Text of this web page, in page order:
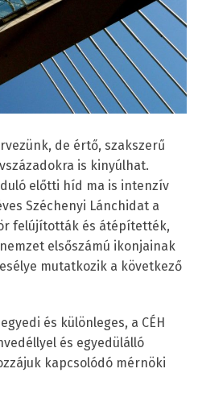
de értő, szakszerű
is kinyúlhat.
előtti híd ma is intenzív
Széchenyi Lánchidat a
felújították és átépítették,
elsőszámú ikonjainak
mutatkozik a következő
és különleges, a CÉH
és egyedülálló
kapcsolódó mérnöki